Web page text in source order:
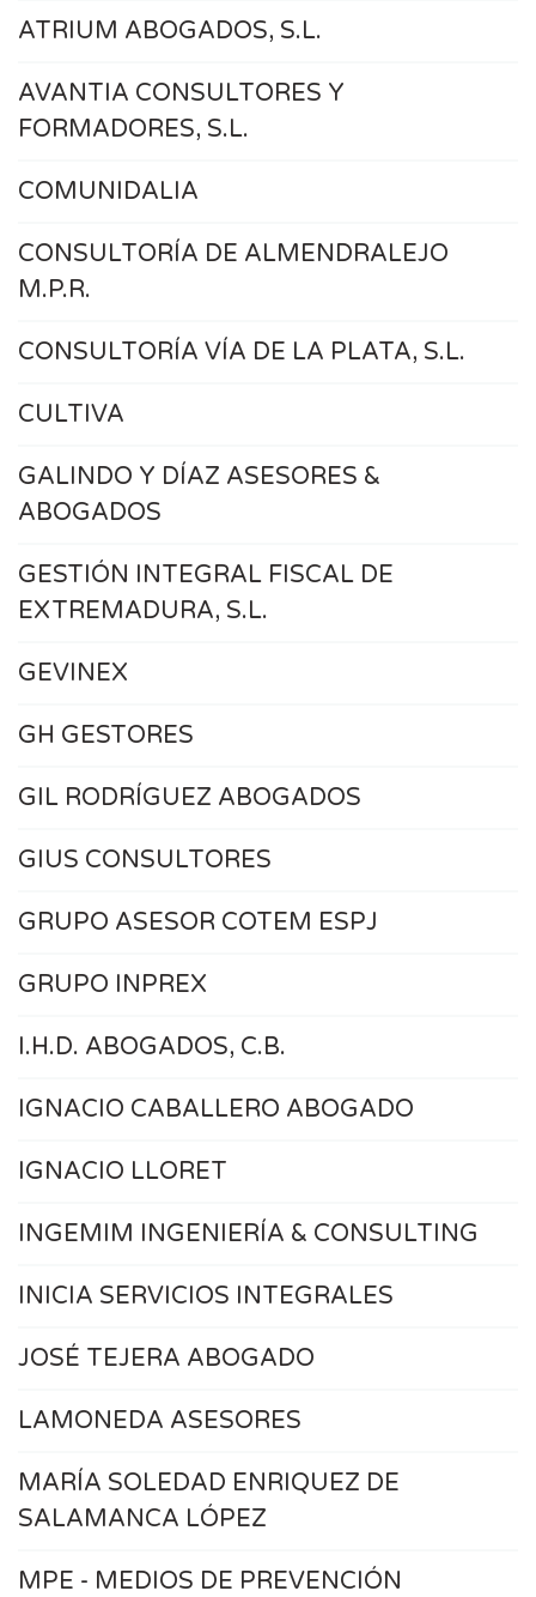
ATRIUM ABOGADOS, S.L.
AVANTIA CONSULTORES Y
FORMADORES, S.L.
COMUNIDALIA
CONSULTORÍA DE ALMENDRALEJO
M.P.R.
CONSULTORÍA VÍA DE LA PLATA, S.L.
CULTIVA
GALINDO Y DÍAZ ASESORES &
ABOGADOS
GESTIÓN INTEGRAL FISCAL DE
EXTREMADURA, S.L.
GEVINEX
GH GESTORES
GIL RODRÍGUEZ ABOGADOS
GIUS CONSULTORES
GRUPO ASESOR COTEM ESPJ
GRUPO INPREX
I.H.D. ABOGADOS, C.B.
IGNACIO CABALLERO ABOGADO
IGNACIO LLORET
INGEMIM INGENIERÍA & CONSULTING
INICIA SERVICIOS INTEGRALES
JOSÉ TEJERA ABOGADO
LAMONEDA ASESORES
MARÍA SOLEDAD ENRIQUEZ DE
SALAMANCA LÓPEZ
MPE - MEDIOS DE PREVENCIÓN